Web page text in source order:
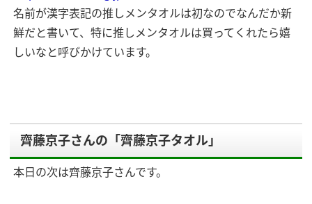
名前が漢字表記の推しメンタオルは初なのでなんだか新
鮮だと書いて、特に推しメンタオルは買ってくれたら嬉
しいなと呼びかけています。
齊藤京子さんの「齊藤京子タオル」
本日の次は齊藤京子さんです。